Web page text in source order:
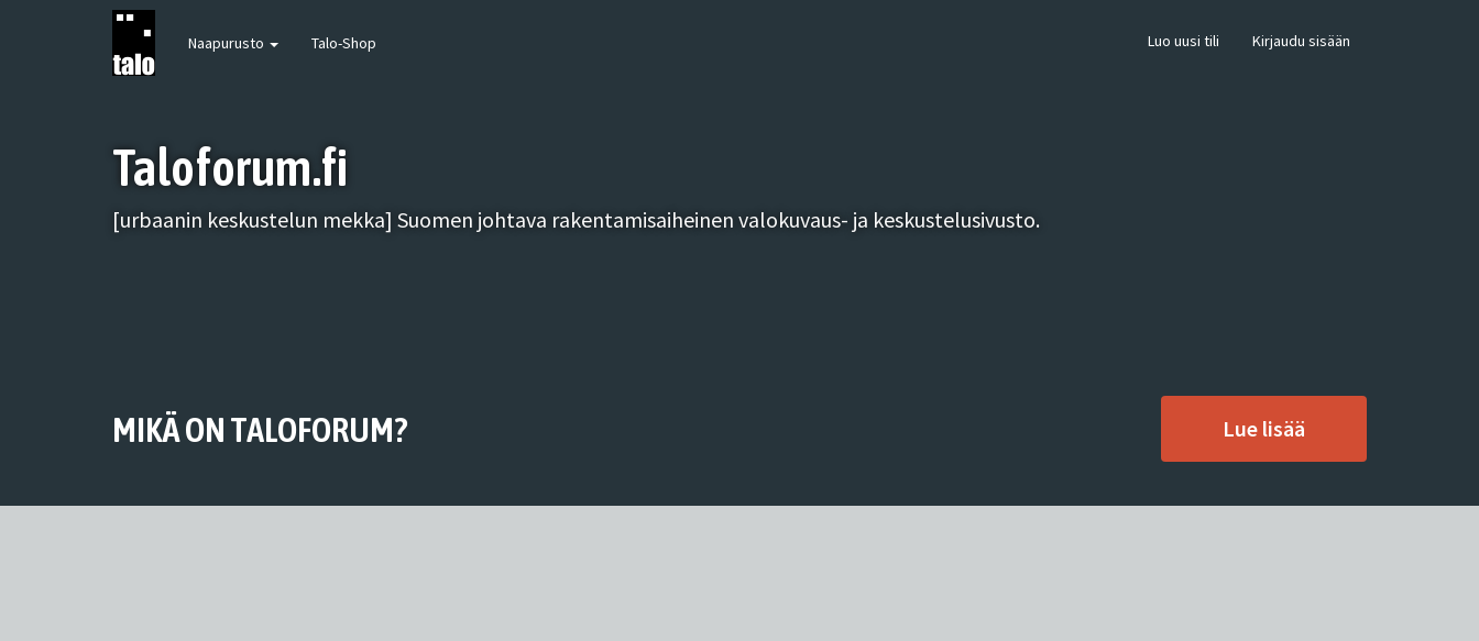
Naapurusto Talo-Shop Luo uusi tili Kirjaudu sisään
Taloforum.fi
[urbaanin keskustelun mekka] Suomen johtava rakentamisaiheinen valokuvaus- ja keskustelusivusto.
MIKÄ ON TALOFORUM? Lue lisää